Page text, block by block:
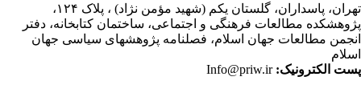
پاسداران، گلستان یکم (شهید مؤمن نژاد) ، پلاک ۱۲۴،
مطالعات فرهنگی و اجتماعی، ساختمان کتابخانه، دفتر
مطالعات جهان اسلام، فصلنامه پژوهشهای سیاسی جهان
الکترونیک:Info@priw.ir